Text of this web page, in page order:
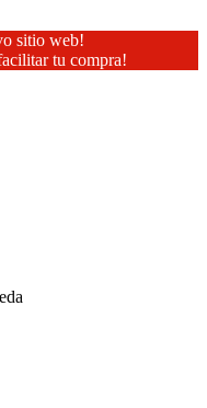
sitio web!
tu compra!